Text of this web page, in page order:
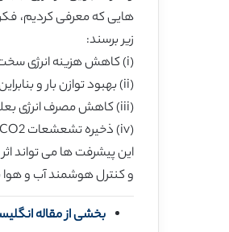
زیر برسند:
(i) کاهش هزینه انرژی سخت افزاری و نرم افزاری مربوط به مراکز داده متحد و منفرد که کاربردهای ابری را اجرا می کند؛
(ii) بهبود توازن بار و بنابراین QoS و عملکرد مراکز داده گروهی و منفرد
(iii) کاهش مصرف انرژی بعلت ارتباطات
(iv) ذخیره تشعشعات CO2 و GHG ناشی از مراکز داده و شبکه، بنابراین برای ارائه توان مصرفی که »حفاظت/نگهداری زیست محیطی« است.
و کنترل هوشمند آب و هوا
بخشی از مقاله